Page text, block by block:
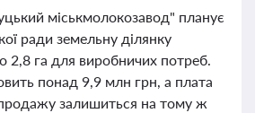
міськмолокозавод" планує
ради земельну ділянку
2,8 га для виробничих потреб.
понад 9,9 млн грн, а плата
залишиться на тому ж